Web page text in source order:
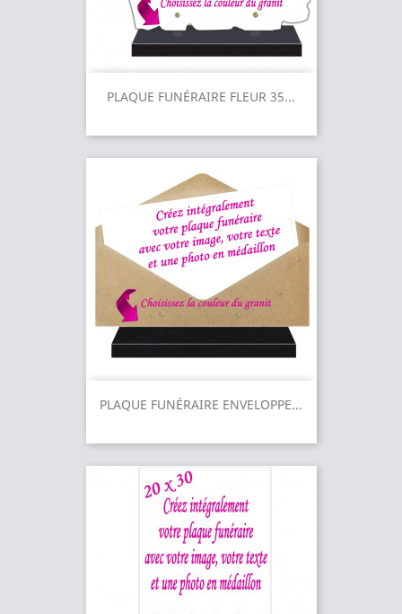
PLAQUE FUNÉRAIRE FLEUR 35...
PLAQUE FUNÉRAIRE ENVELOPPE...